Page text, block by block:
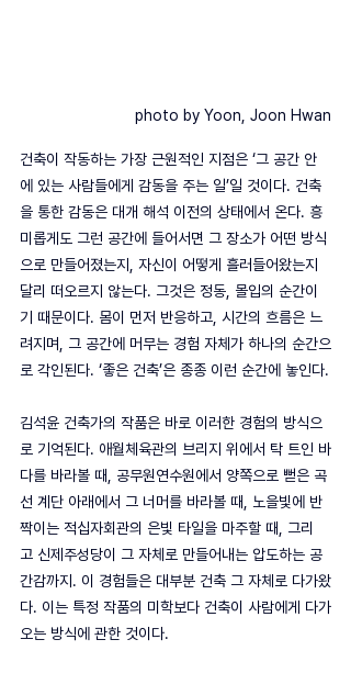
photo by Yoon, Joon Hwan
건축이 작동하는 가장 근원적인 지점은 ‘그 공간 안
에 있는 사람들에게 감동을 주는 일’일 것이다. 건축
을 통한 감동은 대개 해석 이전의 상태에서 온다. 흥
미롭게도 그런 공간에 들어서면 그 장소가 어떤 방식
으로 만들어졌는지, 자신이 어떻게 흘러들어왔는지
달리 떠오르지 않는다. 그것은 정동, 몰입의 순간이
기 때문이다. 몸이 먼저 반응하고, 시간의 흐름은 느
려지며, 그 공간에 머무는 경험 자체가 하나의 순간으
로 각인된다. ‘좋은 건축’은 종종 이런 순간에 놓인다.
김석윤 건축가의 작품은 바로 이러한 경험의 방식으
로 기억된다. 애월체육관의 브리지 위에서 탁 트인 바
다를 바라볼 때, 공무원연수원에서 양쪽으로 뻗은 곡
선 계단 아래에서 그 너머를 바라볼 때, 노을빛에 반
짝이는 적십자회관의 은빛 타일을 마주할 때, 그리
고 신제주성당이 그 자체로 만들어내는 압도하는 공
간감까지. 이 경험들은 대부분 건축 그 자체로 다가왔
다. 이는 특정 작품의 미학보다 건축이 사람에게 다가
오는 방식에 관한 것이다.